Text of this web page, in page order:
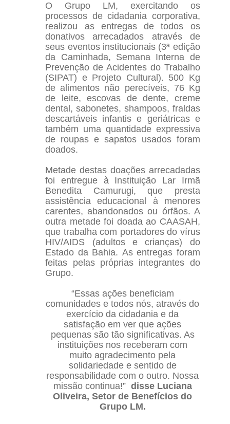
O Grupo LM, exercitando os
processos de cidadania corporativa,
realizou as entregas de todos os
donativos arrecadados através de
seus eventos institucionais (3ª edição
da Caminhada, Semana Interna de
Prevenção de Acidentes do Trabalho
(SIPAT) e Projeto Cultural). 500 Kg
de alimentos não perecíveis, 76 Kg
de leite, escovas de dente, creme
dental, sabonetes, shampoos, fraldas
descartáveis infantis e geriátricas e
também uma quantidade expressiva
de roupas e sapatos usados foram
doados.
Metade destas doações arrecadadas
foi entregue à Instituição Lar Irmã
Benedita Camurugi, que presta
assistência educacional à menores
carentes, abandonados ou órfãos. A
outra metade foi doada ao CAASAH,
que trabalha com portadores do vírus
HIV/AIDS (adultos e crianças) do
Estado da Bahia. As entregas foram
feitas pelas próprias integrantes do
Grupo.
“Essas ações beneficiam
comunidades e todos nós, através do
exercício da cidadania e da
satisfação em ver que ações
pequenas são tão significativas. As
instituições nos receberam com
muito agradecimento pela
solidariedade e sentido de
responsabilidade com o outro. Nossa
missão continua!” disse Luciana
Oliveira, Setor de Benefícios do
Grupo LM.